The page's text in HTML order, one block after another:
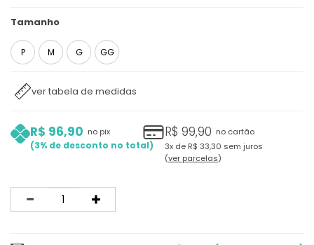
Tamanho
P M G GG
ver tabela de medidas
R$ 96,90
3%
no pix R$ 99,90 no cartão
3x de R$ 33,30 sem juros
ver parcelas
Quantidade